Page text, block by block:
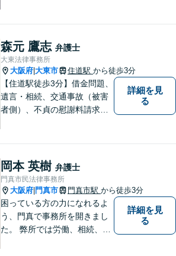
ションを大切にして、さまざ
まな問題の解決に向けてサポ
ートさせていただきます。
森元 鷹志 弁護士
大東法律事務所
大阪府 大東市 住道駅 から徒歩3分
【住道駅徒歩3分】借金問題、
遺言・相続、交通事故（被害
者側）、不貞の慰謝料請求は
やすい説明を心がけておりま
す。お気軽にご相談くださ
い。
詳細を見
る
岡本 英樹 弁護士
門真市民法律事務所
大阪府 門真市 門真市駅 から徒歩3分
困っている方の力になれるよ
う、門真で事務所を開きまし
た。 弊所では労働、相続、離
詳細を見
る